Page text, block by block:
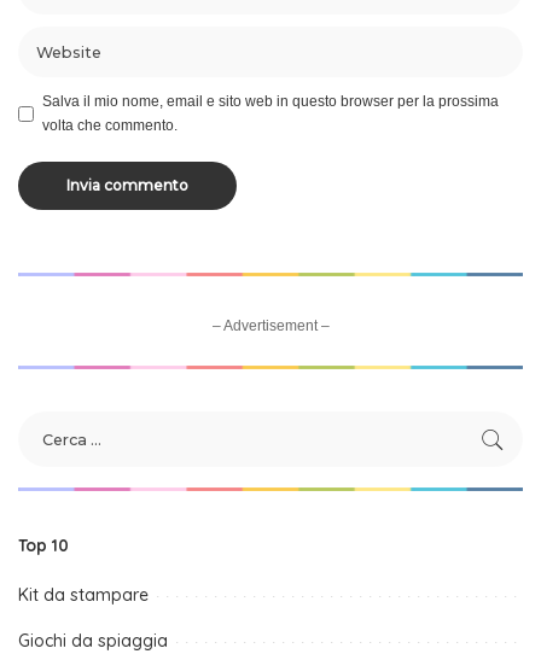
Salva il mio nome, email e sito web in questo browser per la prossima
volta che commento.
– Advertisement –
Top 10
Kit da stampare
Giochi da spiaggia